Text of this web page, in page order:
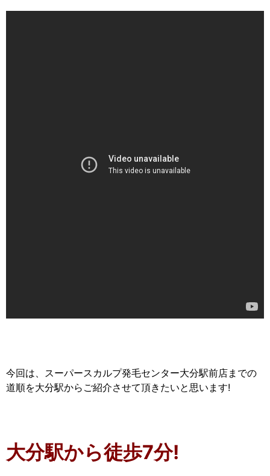
今回は、スーパースカルプ発毛センター大分駅前店までの
道順を大分駅からご紹介させて頂きたいと思います!
大分駅から徒歩7分!